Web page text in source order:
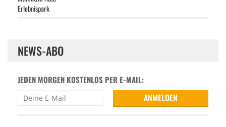
NEWS-ABO
JEDEN MORGEN KOSTENLOS PER E-MAIL: